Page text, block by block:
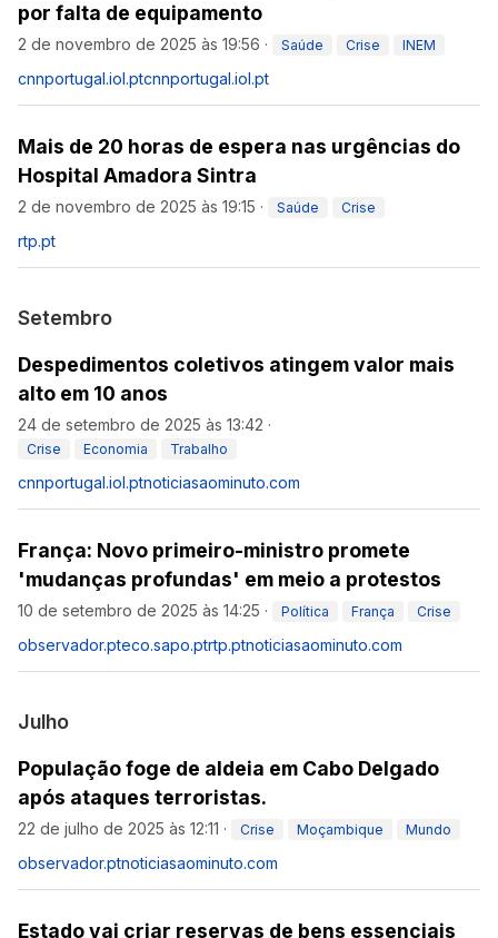
por falta de equipamento
2 de novembro de 2025 às 19:56 · Saúde Crise INEM
cnnportugal.iol.ptcnnportugal.iol.pt
Mais de 20 horas de espera nas urgências do
Hospital Amadora Sintra
2 de novembro de 2025 às 19:15 · Saúde Crise
rtp.pt
Setembro
Despedimentos coletivos atingem valor mais
alto em 10 anos
24 de setembro de 2025 às 13:42 ·
Crise Economia Trabalho
cnnportugal.iol.ptnoticiasaominuto.com
França: Novo primeiro-ministro promete
'mudanças profundas' em meio a protestos
10 de setembro de 2025 às 14:25 · Política França Crise
observador.pteco.sapo.ptrtp.ptnoticiasaominuto.com
Julho
População foge de aldeia em Cabo Delgado
após ataques terroristas.
22 de julho de 2025 às 12:11 · Crise Moçambique Mundo
observador.ptnoticiasaominuto.com
Estado vai criar reservas de bens essenciais